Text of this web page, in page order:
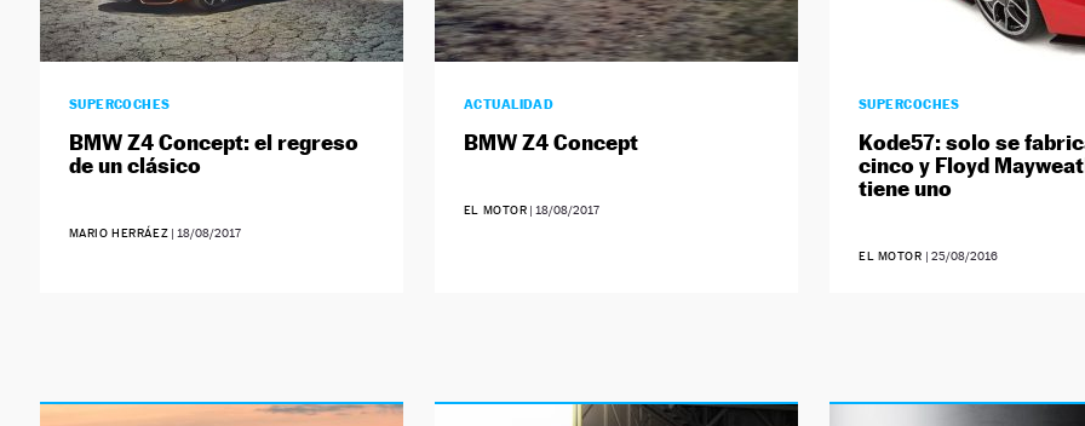
SUPERCOCHES
BMW Z4 Concept: el regreso
de un clásico
MARIO HERRÁEZ | 18/08/2017
ACTUALIDAD
BMW Z4 Concept
EL MOTOR | 18/08/2017
SUPERCOCHES
Kode57: solo se
cinco y Floyd
tiene uno
EL MOTOR | 25/08/2016